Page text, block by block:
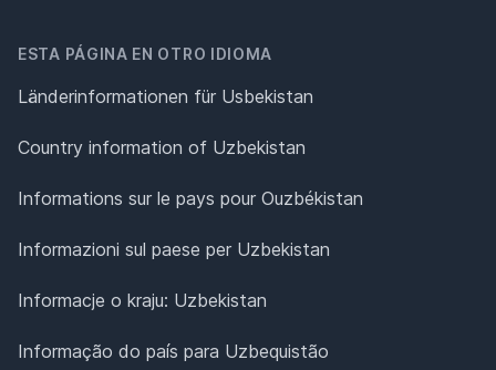
ESTA PÁGINA EN OTRO IDIOMA
Länderinformationen für Usbekistan
Country information of Uzbekistan
Informations sur le pays pour Ouzbékistan
Informazioni sul paese per Uzbekistan
Informacje o kraju: Uzbekistan
Informação do país para Uzbequistão